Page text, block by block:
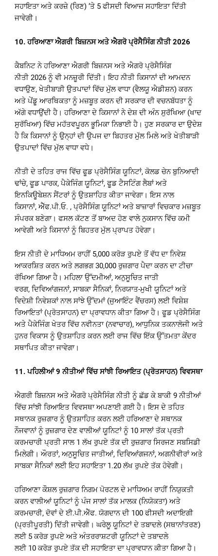
ਸਹਾਇਤਾ ਅਤੇ ਕਰਜ਼ੇ (ਰਿਣ) ‘ਤੇ 5 ਫੀਸਦੀ ਵਿਆਜ ਸਹਾਇਤਾ ਦਿੱਤੀ
ਜਾਵੇਗੀ।
10.ਹਰਿਆਣਾ ਐਗਰੀ ਬਿਜ਼ਨਸ ਅਤੇ ਐਗਰੋ ਪ੍ਰੋਸੈਸਿੰਗ ਨੀਤੀ2026
ਕੈਬਨਿਟ ਨੇ ਹਰਿਆਣਾ ਐਗਰੀ ਬਿਜ਼ਨਸ ਅਤੇ ਐਗਰੋ ਪ੍ਰੋਸੈਸਿੰਗ
ਨੀਤੀ 2026 ਨੂੰ ਵੀ ਮਨਜ਼ੂਰੀ ਦਿੱਤੀ। ਇਹ ਨੀਤੀ ਕਿਸਾਨਾਂ ਦੀ ਆਮਦਨ
ਵਧਾਉਣ, ਖੇਤੀਬਾੜੀ ਉਤਪਾਦਾਂ ਵਿੱਚ ਮੁੱਲ ਵਾਧਾ (ਵੈਲਯੂ ਐਡੀਸ਼ਨ) ਕਰਨ
ਅਤੇ ਪੇਂਡੂ ਆਰਥਿਕਤਾ ਨੂੰ ਮਜ਼ਬੂਤ ਕਰਨ ਦੀ ਸਰਕਾਰ ਦੀ ਵਚਨਬੱਧਤਾ ਨੂੰ
ਅੱਗੇ ਵਧਾਉਂਦੀ ਹੈ। ਹਰਿਆਣਾ ਦੇ ਕਿਸਾਨਾਂ ਨੇ ਦੇਸ਼ ਦੀ ਅੰਨ ਸੁਰੱਖਿਆ (ਖਾਦ
ਸੁਰੱਖਿਆ) ਵਿੱਚ ਮਹੱਤਵਪੂਰਨ ਭੂਮਿਕਾ ਨਿਭਾਈ ਹੈ। ਹੁਣ ਸਰਕਾਰ ਦਾ ਉਦੇਸ਼
ਹੈ ਕਿ ਕਿਸਾਨਾਂ ਨੂੰ ਉਨ੍ਹਾਂ ਦੀ ਉਪਜ ਦਾ ਬਿਹਤਰ ਮੁੱਲ ਮਿਲੇ ਅਤੇ ਖੇਤੀਬਾੜੀ
ਉਤਪਾਦਾਂ ਵਿੱਚ ਮੁੱਲ ਵਾਧਾ ਵਧੇ।
ਨੀਤੀ ਦੇ ਤਹਿਤ ਰਾਜ ਵਿੱਚ ਫੂਡ ਪ੍ਰੋਸੈਸਿੰਗ ਯੂਨਿਟਾਂ, ਕੋਲਡ ਚੇਨ ਬੁਨਿਆਦੀ
ਢਾਂਚੇ, ਫੂਡ ਪਾਰਕ, ਪੈਕੇਜਿੰਗ ਯੂਨਿਟਾਂ, ਫੂਡ ਟੈਸਟਿੰਗ ਲੈਬਾਂ ਅਤੇ
ਇਨਕਿਊਬੇਸ਼ਨ ਸੈਂਟਰਾਂ ਨੂੰ ਉਤਸ਼ਾਹਿਤ ਕੀਤਾ ਜਾਵੇਗਾ। ਇਸ ਨਾਲ
ਕਿਸਾਨਾਂ, ਐੱਫ.ਪੀ.ਓ. , ਪ੍ਰੋਸੈਸਿੰਗ ਯੂਨਿਟਾਂ ਅਤੇ ਬਾਜ਼ਾਰਾਂ ਵਿਚਕਾਰ ਮਜ਼ਬੂਤ
ਸੰਪਰਕ ਬਣੇਗਾ। ਫਸਲ ਕੱਟਣ ਤੋਂ ਬਾਅਦ ਹੋਣ ਵਾਲੇ ਨੁਕਸਾਨ ਵਿੱਚ ਕਮੀ
ਆਵੇਗੀ ਅਤੇ ਕਿਸਾਨਾਂ ਨੂੰ ਬਿਹਤਰ ਮੁੱਲ ਪ੍ਰਾਪਤ ਹੋਵੇਗਾ।
ਇਸ ਨੀਤੀ ਦੇ ਮਾਧਿਅਮ ਰਾਹੀਂ 5,000 ਕਰੋੜ ਰੁਪਏ ਤੋਂ ਵੱਧ ਦਾ ਨਿਵੇਸ਼
ਆਕਰਸ਼ਿਤ ਕਰਨ ਅਤੇ ਲਗਭਗ 30,000 ਰੁਜ਼ਗਾਰ ਪੈਦਾ ਕਰਨ ਦਾ ਟੀਚਾ
ਰੱਖਿਆ ਗਿਆ ਹੈ। ਮਹਿਲਾ ਉੱਦਮੀਆਂ, ਅਨੁਸੂਚਿਤ ਜਾਤੀ
ਵਰਗ, ਦਿਵਿਆਂਗਜਨਾਂ, ਸਾਬਕਾ ਸੈਨਿਕਾਂ, ਨਿਰਯਾਤ-ਮੁਖੀ ਯੂਨਿਟਾਂ ਅਤੇ
ਵਿਦੇਸ਼ੀ ਨਿਵੇਸ਼ਕਾਂ ਨਾਲ ਸਾਂਝੇ ਉੱਦਮਾਂ (ਜੁਆਇੰਟ ਵੈਂਚਰਸ) ਲਈ ਵਿਸ਼ੇਸ਼
ਰਿਆਇਤਾਂ (ਪ੍ਰੋਤਸਾਹਨ) ਦਾ ਪ੍ਰਾਵਧਾਨ ਕੀਤਾ ਗਿਆ ਹੈ। ਫੂਡ ਪ੍ਰੋਸੈਸਿੰਗ
ਅਤੇ ਪੈਕੇਜਿੰਗ ਖੇਤਰ ਵਿੱਚ ਨਵੀਨਤਾ (ਨਵਾਚਾਰ), ਆਧੁਨਿਕ ਤਕਨਾਲੋਜੀ ਅਤੇ
ਹੁਨਰ ਵਿਕਾਸ ਨੂੰ ਉਤਸ਼ਾਹਿਤ ਕਰਨ ਲਈ ਰਾਜ ਵਿੱਚ ਇੱਕ ਉੱਤਮਤਾ ਕੇਂਦਰ
ਸਥਾਪਿਤ ਕੀਤਾ ਜਾਵੇਗਾ।
11.ਪਹਿਲੀਆਂ9 ਨੀਤੀਆਂ ਵਿੱਚ ਸਾਂਝੀ ਰਿਆਇਤ (ਪ੍ਰੋਤਸਾਹਨ) ਵਿਵਸਥਾ
ਐਗਰੀ ਬਿਜ਼ਨਸ ਅਤੇ ਐਗਰੋ ਪ੍ਰੋਸੈਸਿੰਗ ਨੀਤੀ ਨੂੰ ਛੱਡ ਕੇ ਬਾਕੀ 9 ਨੀਤੀਆਂ
ਵਿੱਚ ਸਾਂਝੀ ਰਿਆਇਤ ਵਿਵਸਥਾ ਅਪਣਾਈ ਗਈ ਹੈ। ਇਸ ਦੇ ਤਹਿਤ
ਸਥਾਨਕ ਰੁਜ਼ਗਾਰ ਨੂੰ ਉਤਸ਼ਾਹਿਤ ਕਰਨ ਲਈ ਹਰਿਆਣਾ ਦੇ ਸਥਾਨਕ
ਨੌਜਵਾਨਾਂ ਨੂੰ ਰੁਜ਼ਗਾਰ ਦੇਣ ਵਾਲੀਆਂ ਯੂਨਿਟਾਂ ਨੂੰ 10 ਸਾਲਾਂ ਤੱਕ ਪ੍ਰਤੀ
ਕਰਮਚਾਰੀ ਪ੍ਰਤੀ ਸਾਲ 1 ਲੱਖ ਰੁਪਏ ਤੱਕ ਦੀ ਰੁਜ਼ਗਾਰ ਸਿਰਜਣ ਸਬਸਿਡੀ
ਮਿਲੇਗੀ। ਔਰਤਾਂ, ਅਨੁਸੂਚਿਤ ਜਾਤੀਆਂ, ਦਿਵਿਆਂਗਜਨਾਂ, ਅਗਨੀਵੀਰਾਂ ਅਤੇ
ਸਾਬਕਾ ਸੈਨਿਕਾਂ ਲਈ ਇਹ ਸਹਾਇਤਾ 1.20 ਲੱਖ ਰੁਪਏ ਤੱਕ ਹੋਵੇਗੀ।
ਹਰਿਆਣਾ ਕੌਸ਼ਲ ਰੁਜ਼ਗਾਰ ਨਿਗਮ ਪੋਰਟਲ ਦੇ ਮਾਧਿਅਮ ਰਾਹੀਂ ਨਿਯੁਕਤੀ
ਕਰਨ ਵਾਲੀਆਂ ਯੂਨਿਟਾਂ ਨੂੰ ਪੰਜ ਸਾਲਾਂ ਤੱਕ ਮਾਲਕ (ਨਿਯੋਕਤਾ) ਅਤੇ
ਕਰਮਚਾਰੀ, ਦੋਵਾਂ ਦੇ ਈ.ਪੀ.ਐੱਫ. ਯੋਗਦਾਨ ਦੀ 100 ਫੀਸਦੀ ਅਦਾਇਗੀ
(ਪ੍ਰਤੀਪੂਰਤੀ) ਦਿੱਤੀ ਜਾਵੇਗੀ। ਘਰੇਲੂ ਯੂਨਿਟਾਂ ਦੇ ਤਬਾਦਲੇ (ਸਥਾਨਾਂਤਰਣ)
ਲਈ 5 ਕਰੋੜ ਰੁਪਏ ਅਤੇ ਅੰਤਰਰਾਸ਼ਟਰੀ ਯੂਨਿਟਾਂ ਦੇ ਤਬਾਦਲੇ
ਲਈ 10 ਕਰੋੜ ਰੁਪਏ ਤੱਕ ਦੀ ਸਹਾਇਤਾ ਦਾ ਪ੍ਰਾਵਧਾਨ ਕੀਤਾ ਗਿਆ ਹੈ।